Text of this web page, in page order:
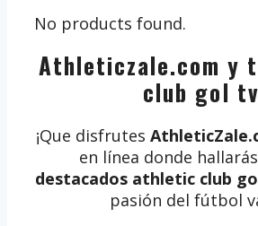
No products found.
Athleticzale.com y
club gol tv
¡Que disfrutes
en línea donde hallarás
destacados athletic club
pasión del fútbol